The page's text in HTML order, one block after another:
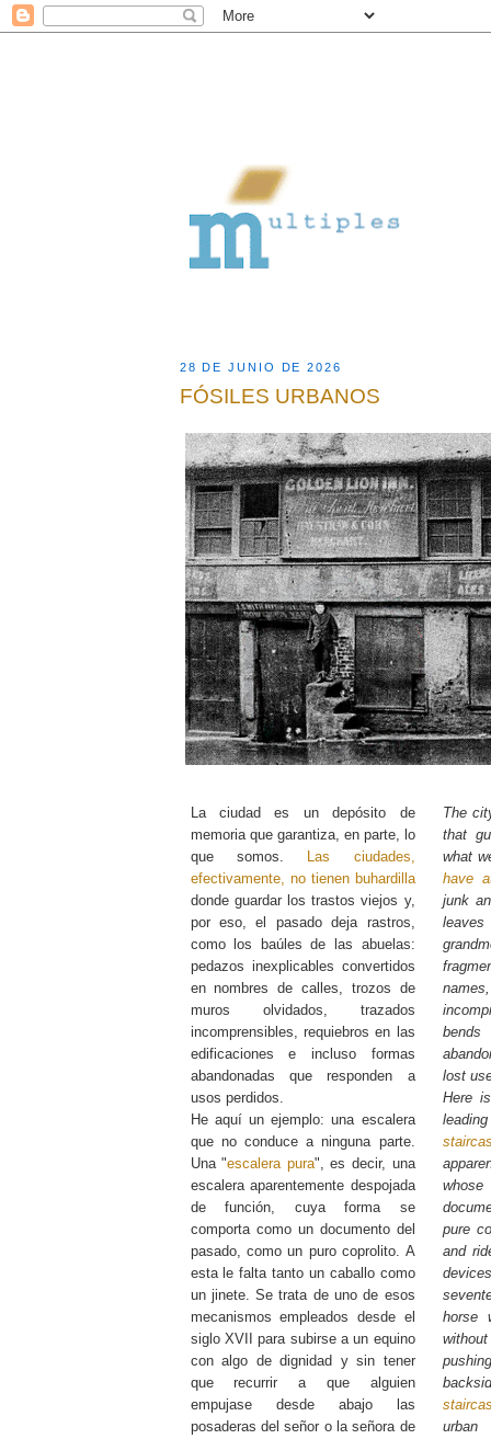
28 DE JUNIO DE 2026
FÓSILES URBANOS
La ciudad es un depósito de
memoria que garantiza, en parte, lo
que somos.
Las ciudades,
efectivamente, no tienen buhardilla
donde guardar los trastos viejos y,
por eso, el pasado deja rastros,
como los baúles de las abuelas:
pedazos inexplicables convertidos
en nombres de calles, trozos de
muros olvidados, trazados
incomprensibles, requiebros en las
edificaciones e incluso formas
abandonadas que responden a
usos perdidos.
He aquí un ejemplo: una escalera
que no conduce a ninguna parte.
Una "escalera pura", es decir, una
escalera aparentemente despojada
de función, cuya forma se
comporta como un documento del
pasado, como un puro coprolito. A
esta le falta tanto un caballo como
un jinete. Se trata de uno de esos
mecanismos empleados desde el
siglo XVII para subirse a un equino
con algo de dignidad y sin tener
que recurrir a que alguien
empujase desde abajo las
posaderas del señor o la señora de
The
that
what
have
junk
lost
Here
pure
and
horse
urban